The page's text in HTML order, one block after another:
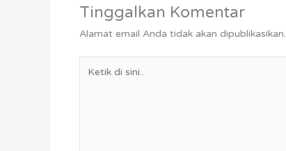
Tinggalkan Komentar
Alamat email Anda tidak akan dipublikasikan.